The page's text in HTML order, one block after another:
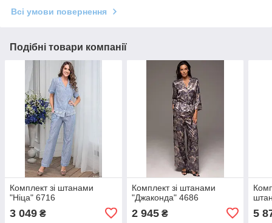
Всі умови повернення
Подібні товари компанії
Комплект зі штанами
"Ніца" 6716
3 049 ₴
Комплект зі штанами
"Джаконда" 4686
2 945₴ 5